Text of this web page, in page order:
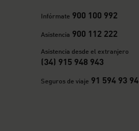
Infórmate 900 100 992
Asistencia 900 112 222
Asistencia desde el extranjero
(34) 915 948 943
Seguros de viaje 91 594 93 94